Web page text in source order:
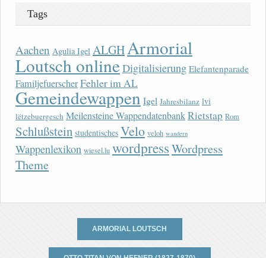
Tags
Aachen Agulia Igel ALGHArmorial
Loutsch onlineDigitalisierung Elefantenparade
FamiljefuerscherFehler im AL
Gemeindewappen Igel Jahresbilanz lvi
lëtzebuergesch Meilensteine WappendatenbankRietstap Rom
Schlußstein studentisches Velo veloh wandern
Wappenlexikon wiesel.lu wordpressWordpress
Theme
ARMORIAL LOUTSCH